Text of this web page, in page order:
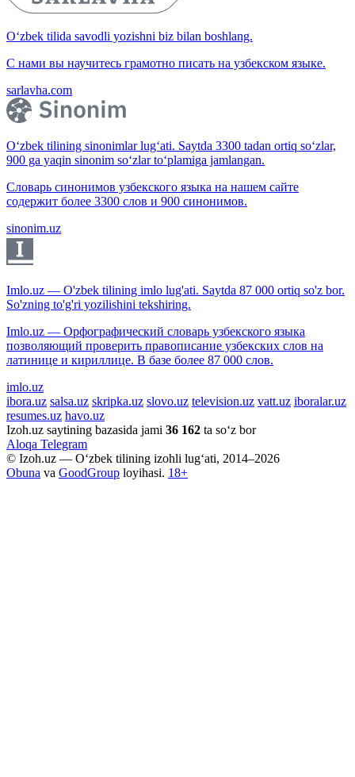
O‘zbek tilida savodli yozishni biz bilan boshlang.
С нами вы научитесь грамотно писать на узбекском языке.
sarlavha.com
O‘zbek tilining sinonimlar lug‘ati. Saytda 3300 tadan ortiq so‘zlar,
900 ga yaqin sinonim so‘zlar to‘plamiga jamlangan.
Словарь синонимов узбекского языка на нашем сайте
содержит более 3300 слов и 900 синонимов.
sinonim.uz
Imlo.uz — O'zbek tilining imlo lug'ati. Saytda 87 000 ortiq so'z bor.
So'zning to'g'ri yozilishini tekshiring.
Imlo.uz — Орфографический словарь узбекского языка
позволяющий проверить правописание узбекских слов на
латинице и кириллице. В базе более 87 000 слов.
imlo.uz
ibora.uz salsa.uz skripka.uz slovo.uz television.uz vatt.uz iboralar.uz
resumes.uz havo.uz
Izoh.uz saytining bazasida jami 36 162 ta so‘z bor
Aloqa Telegram
© Izoh.uz — O‘zbek tilining izohli lug‘ati, 2014–2026
Obuna va GoodGroup loyihasi. 18+